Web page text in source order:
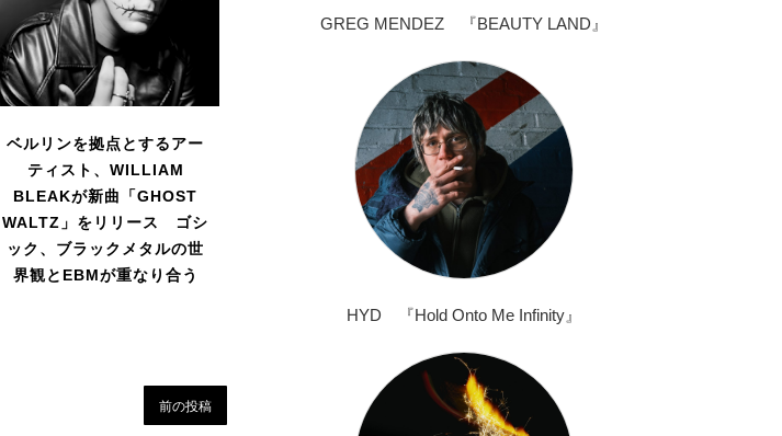
ベルリンを拠点とするアー
ティスト、WILLIAM
BLEAKが新曲「GHOST
WALTZ」をリリース ゴシ
ック、ブラックメタルの世
界観とEBMが重なり合う
前の投稿
GREG MENDEZ 『BEAUTY LAND』
HYD 『Hold Onto Me Infinity』